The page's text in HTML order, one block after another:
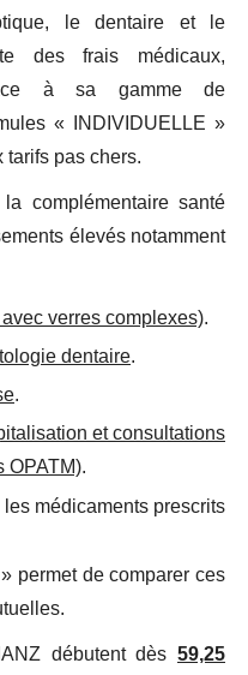
le dentaire et le
des frais médicaux,
à sa gamme de
« INDIVIDUELLE »
tarifs pas chers.
complémentaire santé
élevés notamment
verres complexes).
dentaire.
.
et consultations
OPATM).
médicaments prescrits
permet de comparer ces
débutent dès 59,25